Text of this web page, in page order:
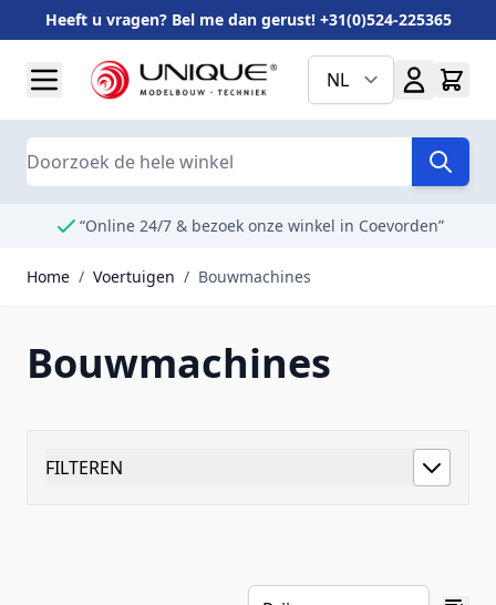
Heeft u vragen? Bel me dan gerust! +31(0)524-225365
NL
Search
“Online 24/7 & bezoek onze winkel in Coevorden”
Home / Voertuigen / Bouwmachines
Bouwmachines
FILTEREN